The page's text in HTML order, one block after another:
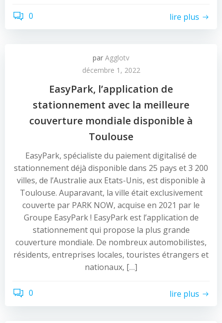
0 lire plus
par Agglotv
décembre 1, 2022
EasyPark, l’application de
stationnement avec la meilleure
couverture mondiale disponible à
Toulouse
EasyPark, spécialiste du paiement digitalisé de
stationnement déjà disponible dans 25 pays et 3 200
villes, de l’Australie aux Etats-Unis, est disponible à
Toulouse. Auparavant, la ville était exclusivement
couverte par PARK NOW, acquise en 2021 par le
Groupe EasyPark ! EasyPark est l’application de
stationnement qui propose la plus grande
couverture mondiale. De nombreux automobilistes,
résidents, entreprises locales, touristes étrangers et
nationaux, […]
0 lire plus